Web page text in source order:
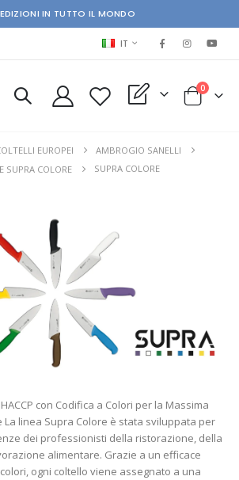
IN TUTTO IL MONDO
LINGUA
IT
My Quote Cart
0elementi
EUROPEI
AMBROGIO SANELLI
SUPRA COLORE
SUPRA COLORE
con Codifica a Colori per la Massima
La linea Supra Colore è stata sviluppata per
dei professionisti della ristorazione, della
alimentare. Grazie a un efficace
ogni coltello viene assegnato a una